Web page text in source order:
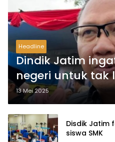
Headline
Dindik Jatim
negeri untuk tak
larangan wisuda
13 Mei 2025
Disdik Jatim
siswa SMK